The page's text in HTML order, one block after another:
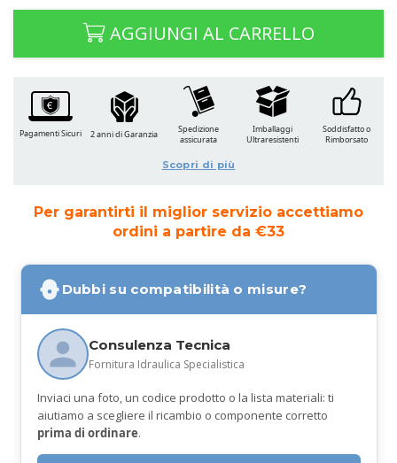
AGGIUNGI AL CARRELLO
Per garantirti il miglior servizio accettiamo
ordini a partire da €33
Dubbi su compatibilità o misure?
Consulenza Tecnica
Fornitura Idraulica Specialistica
Inviaci una foto, un codice prodotto o la lista materiali: ti
aiutiamo a scegliere il ricambio o componente corretto
prima di ordinare.
Pagamenti Sicuri 2 anni di Garanzia
Spedizione
assicurata
Imballaggi
Ultraresistenti
Soddisfatto o
Rimborsato
Scopri di più